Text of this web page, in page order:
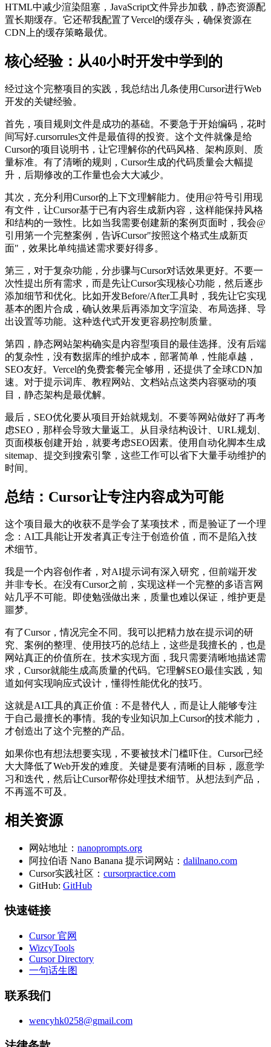
HTML中减少渲染阻塞，JavaScript文件异步加载，静态资源配
置长期缓存。它还帮我配置了Vercel的缓存头，确保资源在
CDN上的缓存策略最优。
核心经验：从40小时开发中学到的
经过这个完整项目的实践，我总结出几条使用Cursor进行Web
开发的关键经验。
首先，项目规则文件是成功的基础。不要急于开始编码，花时
间写好.cursorrules文件是最值得的投资。这个文件就像是给
Cursor的项目说明书，让它理解你的代码风格、架构原则、质
量标准。有了清晰的规则，Cursor生成的代码质量会大幅提
升，后期修改的工作量也会大大减少。
其次，充分利用Cursor的上下文理解能力。使用@符号引用现
有文件，让Cursor基于已有内容生成新内容，这样能保持风格
和结构的一致性。比如当我需要创建新的案例页面时，我会@
引用第一个完整案例，告诉Cursor"按照这个格式生成新页
面"，效果比单纯描述需求要好得多。
第三，对于复杂功能，分步骤与Cursor对话效果更好。不要一
次性提出所有需求，而是先让Cursor实现核心功能，然后逐步
添加细节和优化。比如开发Before/After工具时，我先让它实现
基本的图片合成，确认效果后再添加文字渲染、布局选择、导
出设置等功能。这种迭代式开发更容易控制质量。
第四，静态网站架构确实是内容型项目的最佳选择。没有后端
的复杂性，没有数据库的维护成本，部署简单，性能卓越，
SEO友好。Vercel的免费套餐完全够用，还提供了全球CDN加
速。对于提示词库、教程网站、文档站点这类内容驱动的项
目，静态架构是最优解。
最后，SEO优化要从项目开始就规划。不要等网站做好了再考
虑SEO，那样会导致大量返工。从目录结构设计、URL规划、
页面模板创建开始，就要考虑SEO因素。使用自动化脚本生成
sitemap、提交到搜索引擎，这些工作可以省下大量手动维护的
时间。
总结：Cursor让专注内容成为可能
这个项目最大的收获不是学会了某项技术，而是验证了一个理
念：AI工具能让开发者真正专注于创造价值，而不是陷入技
术细节。
我是一个内容创作者，对AI提示词有深入研究，但前端开发
并非专长。在没有Cursor之前，实现这样一个完整的多语言网
站几乎不可能。即使勉强做出来，质量也难以保证，维护更是
噩梦。
有了Cursor，情况完全不同。我可以把精力放在提示词的研
究、案例的整理、使用技巧的总结上，这些是我擅长的，也是
网站真正的价值所在。技术实现方面，我只需要清晰地描述需
求，Cursor就能生成高质量的代码。它理解SEO最佳实践，知
道如何实现响应式设计，懂得性能优化的技巧。
这就是AI工具的真正价值：不是替代人，而是让人能够专注
于自己最擅长的事情。我的专业知识加上Cursor的技术能力，
才创造出了这个完整的产品。
如果你也有想法想要实现，不要被技术门槛吓住。Cursor已经
大大降低了Web开发的难度。关键是要有清晰的目标，愿意学
习和迭代，然后让Cursor帮你处理技术细节。从想法到产品，
不再遥不可及。
相关资源
网站地址： nanoprompts.org
阿拉伯语 Nano Banana 提示词网站： dalilnano.com
Cursor实践社区： cursorpractice.com
GitHub: GitHub
快速链接
Cursor 官网
WizcyTools
Cursor Directory
一句话生图
联系我们
wencyhk0258@gmail.com